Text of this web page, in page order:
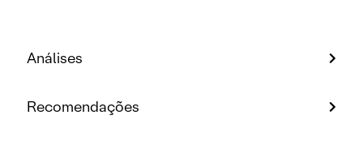
Análises
Recomendações